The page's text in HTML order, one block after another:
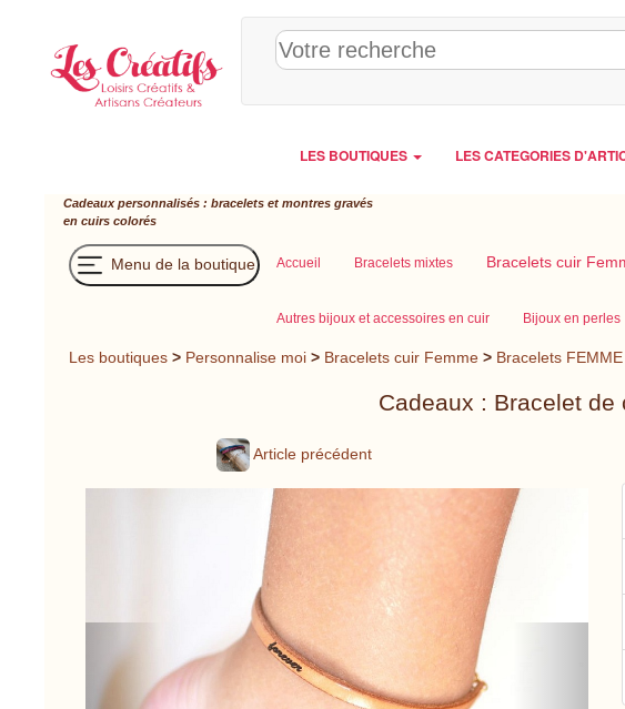
LES BOUTIQUES LES CATEGORIES
Cadeaux personnalisés : bracelets et montres gravés
en cuirs colorés
Menu de la boutique Accueil Bracelets mixtes Bracelets cuir
Autres bijoux et accessoires en cuir Bijoux en perles
Les boutiques > Personnalise moi > Bracelets cuir Femme > Bracelets
Cadeaux : Bracelet
Article précédent